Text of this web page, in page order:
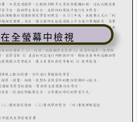
在全螢幕中檢視